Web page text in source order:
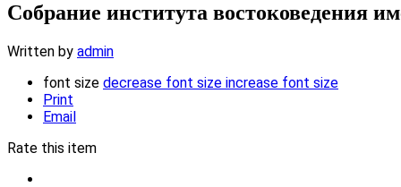
Cобрание института востоковедения
Written by admin
font size decrease font size increase font size
Print
Email
Rate this item